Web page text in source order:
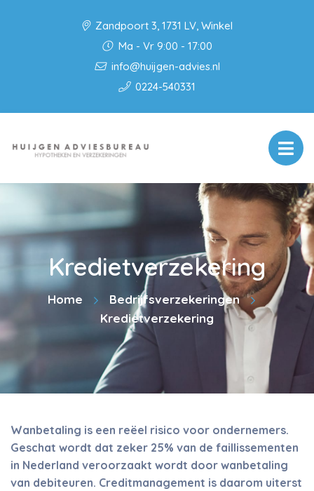
Zandpoort 3, 1731 LV, Winkel
Ma - Vr 9:00 - 17:00
info@huijgen-advies.nl
0224-540331
Kredietverzekering
Home
Bedrijfsverzekeringen
Kredietverzekering
Wanbetaling is een reëel risico voor ondernemers.
Geschat wordt dat zeker 25% van de faillissementen
in Nederland veroorzaakt wordt door wanbetaling
van debiteuren. Creditmanagement is daarom uiterst